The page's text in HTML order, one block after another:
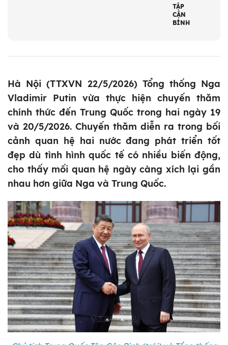
TẬP
CẬN
BÌNH
Hà Nội (TTXVN 22/5/2026) Tổng thống Nga
Vladimir Putin vừa thực hiện chuyến thăm
chính thức đến Trung Quốc trong hai ngày 19
và 20/5/2026. Chuyến thăm diễn ra trong bối
cảnh quan hệ hai nước đang phát triển tốt
đẹp dù tình hình quốc tế có nhiều biến động,
cho thấy mối quan hệ ngày càng xích lại gần
nhau hơn giữa Nga và Trung Quốc.